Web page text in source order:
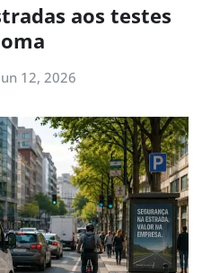
aos testes
12, 2026